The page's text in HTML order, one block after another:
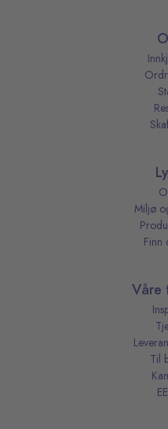
Miljø
Finn
Våre
Til